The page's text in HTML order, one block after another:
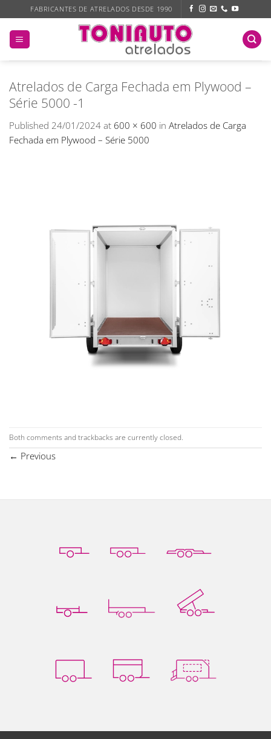
to
content
FABRICANTES DE ATRELADOS DESDE 1990
Atrelados de Carga Fechada em Plywood –
Série 5000 -1
Published 24/01/2024 at 600 × 600 in Atrelados de Carga
Fechada em Plywood – Série 5000
Both comments and trackbacks are currently closed.
← Previous